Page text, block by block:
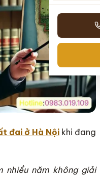
đai ở Hà Nội khi đang
nhiều năm không giải